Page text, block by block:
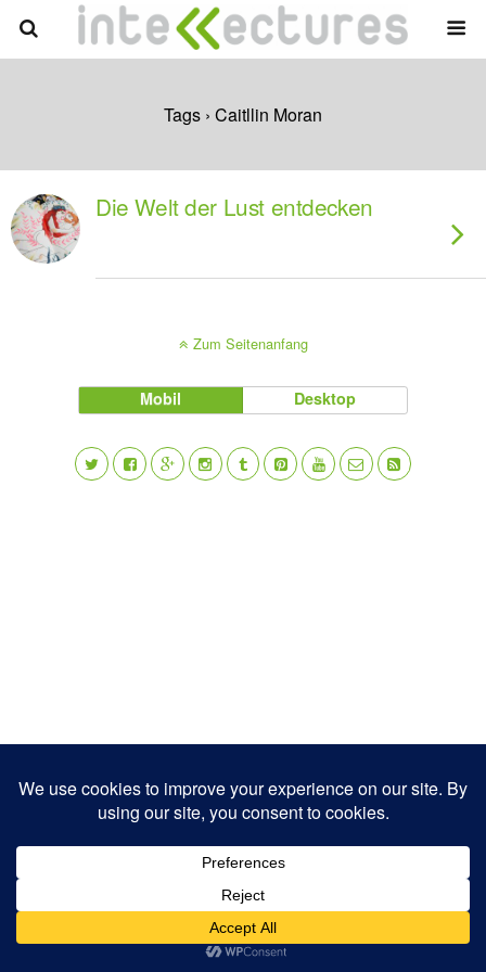
Tags › Caitllin Moran
Die Welt der Lust entdecken
Zum Seitenanfang
Mobil Desktop